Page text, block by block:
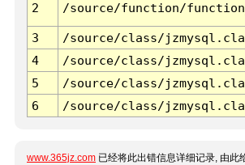
2 /source/function/
3 /source/class/
4
/source/class/
5
/source/class/
6
/source/class/
www.365jz.com 已经将此出错信息详细记录, 由此